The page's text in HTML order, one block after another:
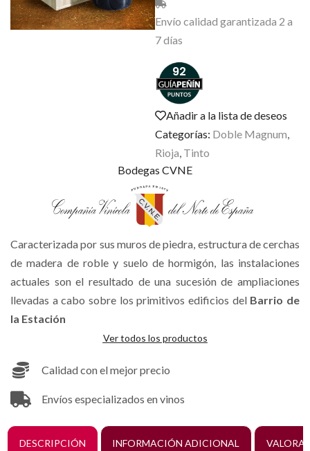
Envío calidad garantizada 2 a
7 días
92
Añadir a la lista de deseos
Categorías: Doble Magnum,
Rioja, Tinto
Bodegas CVNE
Caracterizada por sus muros de piedra, estructura de cerchas
de madera de roble y suelo de hormigón, las instalaciones
actuales son el resultado de una sucesión de ampliaciones
llevadas a cabo sobre los primitivos edificios del Barrio de
la Estación
Ver todos los productos
Calidad con el mejor precio
Envíos especializados en vinos
DESCRIPCIÓN INFORMACIÓN ADICIONAL